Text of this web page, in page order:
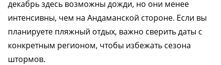
декабрь здесь возможны дожди, но они менее
интенсивны, чем на Андаманской стороне. Если вы
планируете пляжный отдых, важно сверить даты с
конкретным регионом, чтобы избежать сезона
штормов.